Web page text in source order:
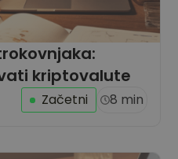
kriptovalute
Začetni 8 min